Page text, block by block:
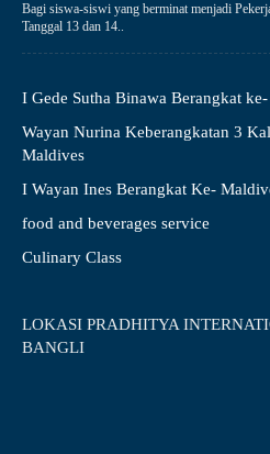
Bagi siswa-siswi yang berminat menjadi
Tanggal 13 dan 14..
I Gede Sutha Binawa Berangkat
Wayan Nurina Keberangkatan 3
Maldives
I Wayan Ines Berangkat Ke-
food and beverages service
Culinary Class
LOKASI PRADHITYA
BANGLI